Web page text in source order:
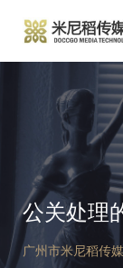
到
公关处理
广州市米尼稻传